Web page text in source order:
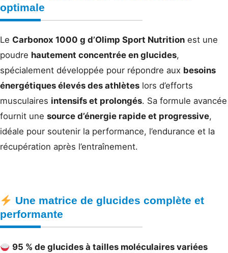
optimale
Le Carbonox 1000 g d’Olimp Sport Nutrition est une
poudre hautement concentrée en glucides,
spécialement développée pour répondre aux besoins
énergétiques élevés des athlètes lors d’efforts
musculaires intensifs et prolongés. Sa formule avancée
fournit une source d’énergie rapide et progressive,
idéale pour soutenir la performance, l’endurance et la
récupération après l’entraînement.
Une matrice de glucides complète et
performante
95 % de glucides à tailles moléculaires variées